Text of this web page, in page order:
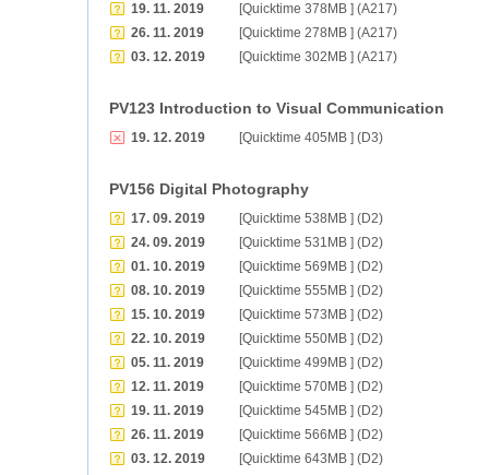
19. 11. 2019
[Quicktime 378MB ] (A217)
26. 11. 2019
[Quicktime 278MB ] (A217)
03. 12. 2019
[Quicktime 302MB ] (A217)
PV123 Introduction to Visual Communication
19. 12. 2019 [Quicktime 405MB ] (D3)
PV156 Digital Photography
17. 09. 2019
[Quicktime 538MB ] (D2)
24. 09. 2019
[Quicktime 531MB ] (D2)
01. 10. 2019
[Quicktime 569MB ] (D2)
08. 10. 2019
[Quicktime 555MB ] (D2)
15. 10. 2019
[Quicktime 573MB ] (D2)
22. 10. 2019
[Quicktime 550MB ] (D2)
05. 11. 2019
[Quicktime 499MB ] (D2)
12. 11. 2019
[Quicktime 570MB ] (D2)
19. 11. 2019
[Quicktime 545MB ] (D2)
26. 11. 2019
[Quicktime 566MB ] (D2)
03. 12. 2019
[Quicktime 643MB ] (D2)